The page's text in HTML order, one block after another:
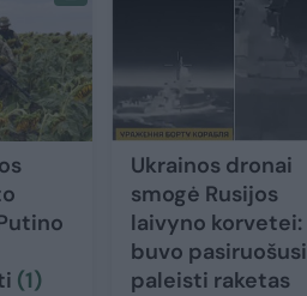
(1)
Ukrainos dronai
smogė Rusijos
laivyno korvetei:
buvo pasiruošusi
paleisti raketas